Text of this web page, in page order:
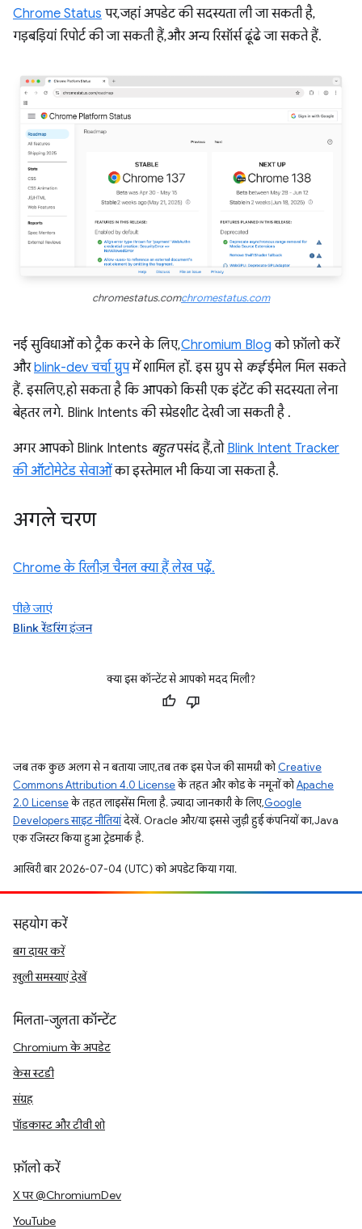
Chrome Status पर, जहां अपडेट की सदस्यता ली जा सकती है,
गड़बड़ियां रिपोर्ट की जा सकती हैं, और अन्य रिसॉर्स ढूंढे जा सकते हैं.
chromestatus.comchromestatus.com
नई सुविधाओं को ट्रैक करने के लिए,Chromium Blog को फ़ॉलो करें
औरblink-dev चर्चा ग्रुपमें शामिल हों. इस ग्रुप से कईईमेल मिल सकते
हैं. इसलिए, हो सकता है कि आपको किसी एक इंटेंट की सदस्यता लेना
बेहतर लगे. Blink Intents की स्प्रेडशीट देखी जा सकती है .
अगर आपको Blink Intents बहुतपसंद हैं, तो Blink Intent Tracker
की ऑटोमेटेड सेवाओंका इस्तेमाल भी किया जा सकता है.
अगले चरण
Chrome के रिलीज़ चैनल क्या हैं लेख पढ़ें.
पीछे जाएं
Blink रेंडरिंग इंजन
क्या इस कॉन्टेंट से आपको मदद मिली?
जब तक कुछ अलग से न बताया जाए, तब तक इस पेज की सामग्री कोCreative
Commons Attribution 4.0 Licenseके तहत और कोड के नमूनों कोApache
2.0 Licenseके तहत लाइसेंस मिला है. ज़्यादा जानकारी के लिए,Google
Developers साइट नीतियांदेखें. Oracle और/या इससे जुड़ी हुई कंपनियों का, Java
एक रजिस्टर किया हुआ ट्रेडमार्क है.
आखिरी बार 2026-07-04 (UTC) को अपडेट किया गया.
सहयोग करें
बग दायर करें
खुली समस्याएं देखें
मिलता-जुलता कॉन्टेंट
Chromium के अपडेट
केस स्टडी
संग्रह
पॉडकास्ट और टीवी शो
फ़ॉलो करें
X पर @ChromiumDev
YouTube